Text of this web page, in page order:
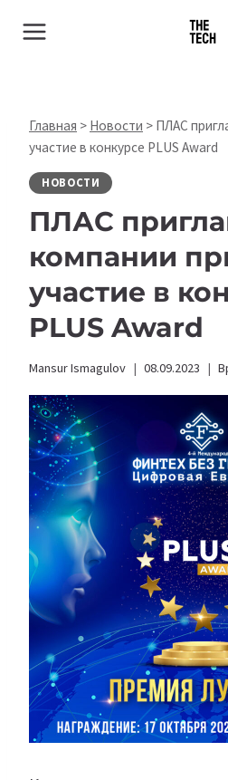
Главная > Новости > ПЛАС
участие в конкурсе PLUS Award
НОВОСТИ
ПЛАС
компании
участие в
PLUS Award
Mansur Ismagulov 08.09.2023